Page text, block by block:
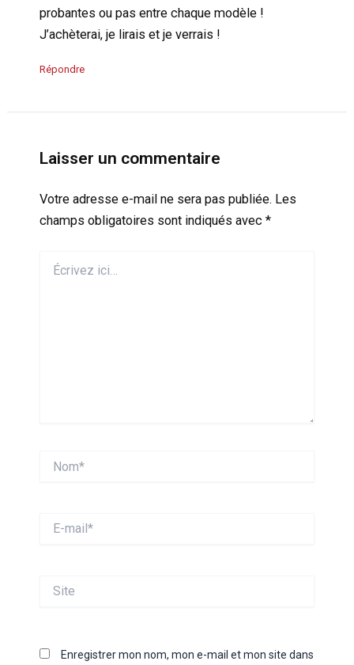
probantes ou pas entre chaque modèle !
J’achèterai, je lirais et je verrais !
Répondre
Laisser un commentaire
Votre adresse e-mail ne sera pas publiée. Les
champs obligatoires sont indiqués avec *
ici…
mail*
Enregistrer mon nom, mon e-mail et mon site dans